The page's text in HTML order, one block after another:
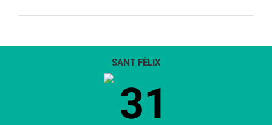
SANT FÈLIX
31